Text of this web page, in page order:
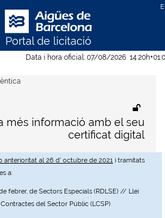
Data i hora oficial: 07/08/2026 14:20h
anterioritat al 26 d' octubre de 2021 i tramitats
a:
febrer, de Sectors Especials (RDLSE) // Llei
del Sector Públic (LCSP)
Portal de licitació
més informació amb el seu
certificat digital